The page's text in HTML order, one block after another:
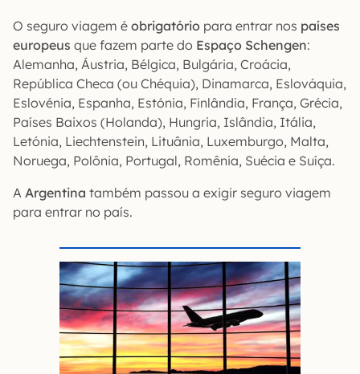
O seguro viagem é obrigatório para entrar nos países
europeus que fazem parte do Espaço Schengen:
Alemanha, Áustria, Bélgica, Bulgária, Croácia,
República Checa (ou Chéquia), Dinamarca, Eslováquia,
Eslovénia, Espanha, Estónia, Finlândia, França, Grécia,
Países Baixos (Holanda), Hungria, Islândia, Itália,
Letónia, Liechtenstein, Lituânia, Luxemburgo, Malta,
Noruega, Polônia, Portugal, Romênia, Suécia e Suíça.
A Argentina também passou a exigir seguro viagem
para entrar no país.